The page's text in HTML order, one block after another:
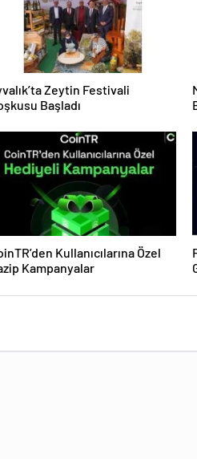
Zeytin Festivali
Başladı
Kullanıcılarına Özel
Kampanyalar